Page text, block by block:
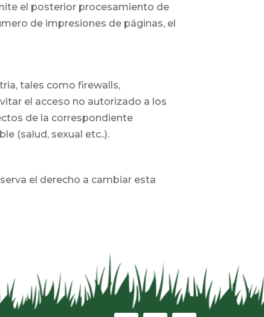
el posterior procesamiento de
de impresiones de páginas, el
tales como firewalls,
el acceso no autorizado a los
de la correspondiente
(salud, sexual etc..).
el derecho a cambiar esta